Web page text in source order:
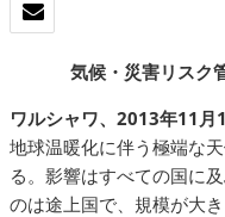
気候・災害リスク
ワルシャワ、 2013年11 月
地球温暖化に伴う極端な
る。影響はすべての国に
のは途上国で、規模が大